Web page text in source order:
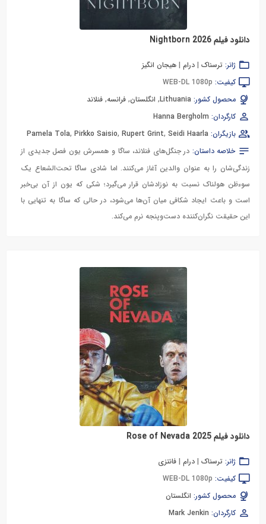
دانلود فیلم Nightborn 2026
ژانر: ترسناک | درام | هیجان انگیز
کیفیت: WEB-DL 1080p
محصول کشور: Lithuania
, انگلستان, فرانسه, فنلاند
کارگردان: Hanna Bergholm
بازیگران:
Pamela Tola, Pirkko Saisio, Rupert Grint, Seidi Haarla
خلاصه داستان: در جنگل‌های فنلاند، ساگا و همسرش یون فصل جدیدی از
زندگی‌شان را به عنوان والدین آغاز می‌کنند. اما شادی ساگا تحت‌الشعاع یک
سوءظن هولناک نسبت به نوزادشان قرار می‌گیرد؛ شکی که یون از آن بی‌خبر
است و باعث ایجاد شکافی میان آن‌ها می‌شود، در حالی که ساگا به تنهایی با
این حقیقت نگران‌کننده دست‌وپنجه نرم می‌کند.
دانلود فیلم Rose of Nevada 2025
ژانر: ترسناک | درام | فانتزی
کیفیت: WEB-DL 1080p
محصول کشور: انگلستان
کارگردان: Mark Jenkin